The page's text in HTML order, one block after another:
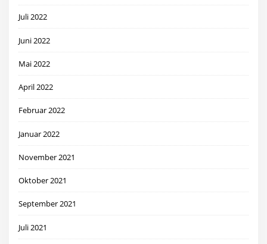
Juli 2022
Juni 2022
Mai 2022
April 2022
Februar 2022
Januar 2022
November 2021
Oktober 2021
September 2021
Juli 2021